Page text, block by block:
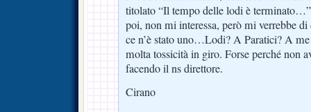
titolato “Il tempo delle lodi è
poi, non mi interessa, però mi verrebbe
ce n’è stato uno…Lodi? A Paratici? A
molta tossicità in giro. Forse perché non
facendo il ns direttore.
Cirano